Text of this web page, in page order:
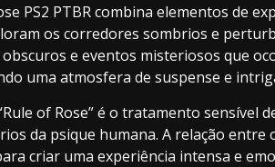
PS2 PTBR combina elementos de
os corredores sombrios e
e eventos misteriosos que
uma atmosfera de suspense e
of Rose” é o tratamento sensível
da psique humana. A relação entre
criar uma experiência intensa e